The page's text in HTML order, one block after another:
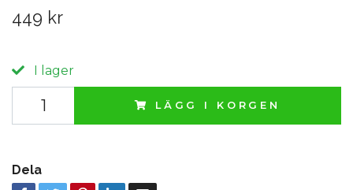
449 kr
I lager
LÄGG I KORGEN
Dela